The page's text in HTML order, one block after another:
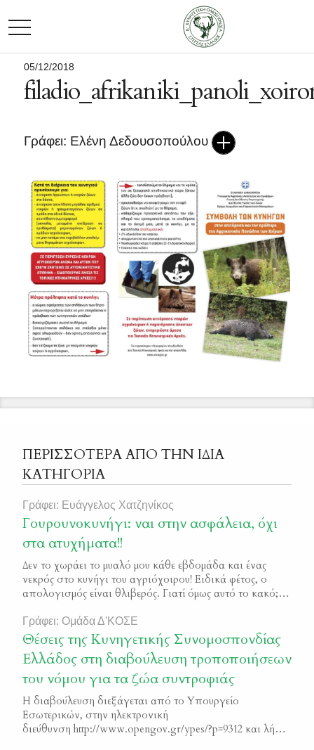
TOGGLE NAVIGATION
05/12/2018
Γράφει: Ελένη Δεδουσοπούλου
ΠΕΡΙΣΣΟΤΕΡΑ ΑΠΟ ΤΗΝ ΙΔΙΑ
ΚΑΤΗΓΟΡΙΑ
Γράφει: Ευάγγελος Χατζηνίκος
Γουρουνοκυνήγι: ναι στην ασφάλεια, όχι
στα ατυχήματα!!
Δεν το χωράει το μυαλό μου κάθε εβδομάδα και ένας
νεκρός στο κυνήγι του αγριόχοιρου! Ειδικά φέτος, ο
απολογισμός είναι θλιβερός. Γιατί όμως αυτό το κακό;
κάνουμε μία ακόμα διαπίστωση, αλλά για να βρεθούμε
πιο κοντά στη θεραπεία. Πρώτα πρώτα, θα πρέπει να
διευκρινίσουμε ότι στη […]
Γράφει: Ομάδα Δ'ΚΟΣΕ
Θέσεις της Κυνηγετικής Συνομοσπονδίας
Ελλάδος στη διαβούλευση τροποποιήσεων
του νόμου για τα ζώα συντροφιάς
Η διαβούλευση διεξάγεται από το Υπουργείο
Εσωτερικών, στην ηλεκτρονική
διεύθυνση http://www.opengov.gr/ypes/?p=9312 και λήγει